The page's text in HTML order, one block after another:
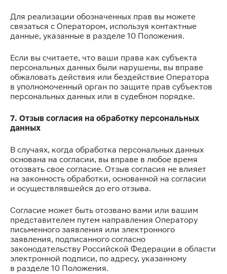
Для реализации обозначенных прав вы можете
связаться с Оператором, используя контактные
данные, указанные в разделе 10 Положения.
Если вы считаете, что ваши права как субъекта
персональных данных были нарушены, вы вправе
обжаловать действия или бездействие Оператора
в уполномоченный орган по защите прав субъектов
персональных данных или в судебном порядке.
7. Отзыв согласия на обработку персональных
данных
В случаях, когда обработка персональных данных
основана на согласии, вы вправе в любое время
отозвать свое согласие. Отзыв согласия не влияет
на законность обработки, основанной на согласии
и осуществлявшейся до его отзыва.
Согласие может быть отозвано вами или вашим
представителем путем направления Оператору
письменного заявления или электронного
заявления, подписанного согласно
законодательству Российской Федерации в области
электронной подписи, по адресу, указанному
в разделе 10 Положения.